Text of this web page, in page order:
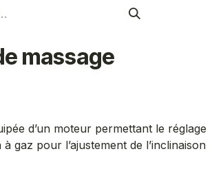
massage
d’un moteur permettant le réglage
gaz pour l’ajustement de l’inclinaison